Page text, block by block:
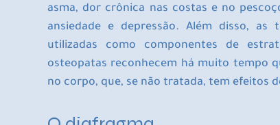
asma, dor crônica nas costas e no
ansiedade e depressão. Além disso, as
utilizadas como componentes de
osteopatas reconhecem há muito tempo
no corpo, que, se não tratada, tem efeitos